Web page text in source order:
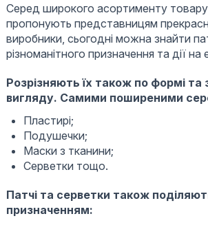
Серед широкого асортименту
пропонують представницям
виробники, сьогодні можна знайти
різноманітного призначення та дії на
Розрізняють їх також по формі та
вигляду. Самими поширеними
Пластирі;
Подушечки;
Маски з тканини;
Серветки тощо.
Патчі та серветки також
призначенням: